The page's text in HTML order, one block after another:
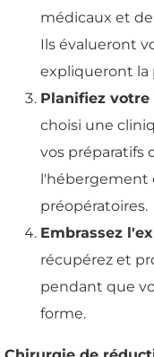
médicaux et
Ils évalueront
expliqueront la
Planifiez votre
choisi une
vos préparatifs
l'hébergement
préopératoires.
Embrassez
récupérez et
pendant que
forme.